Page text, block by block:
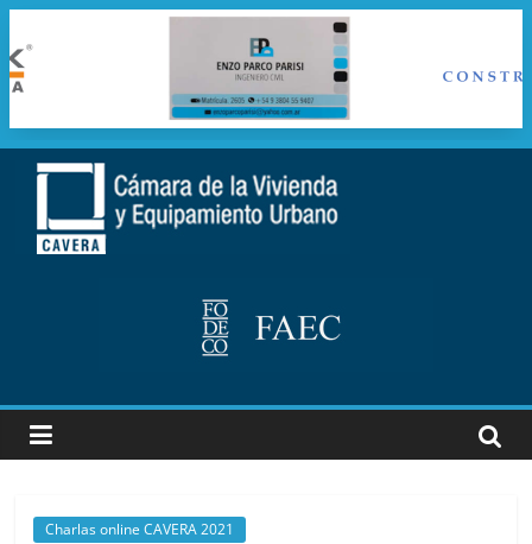
Saltar
contenido
cavera
y
Equipamiento
Urbano
Charlas online CAVERA 2021